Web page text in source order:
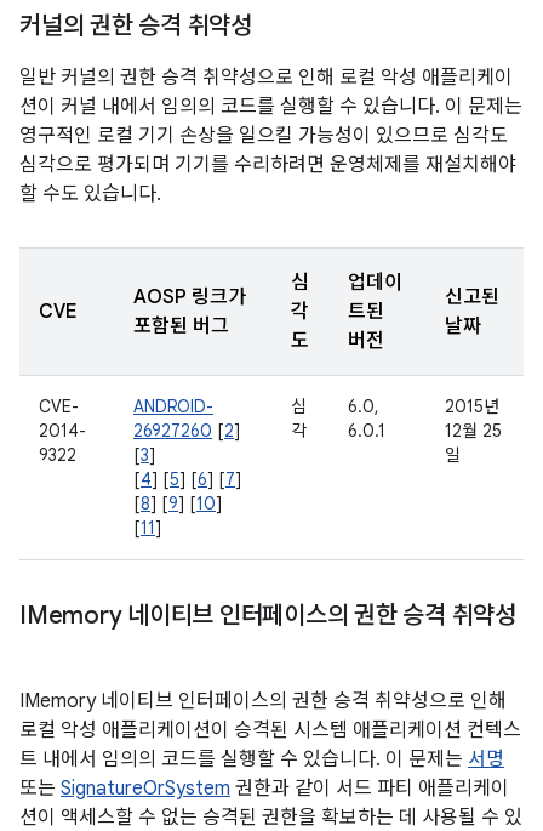
커널의 권한 승격 취약성
일반 커널의 권한 승격 취약성으로 인해 로컬 악성 애플리케이
션이 커널 내에서 임의의 코드를 실행할 수 있습니다. 이 문제는
영구적인 로컬 기기 손상을 일으킬 가능성이 있으므로 심각도
심각으로 평가되며 기기를 수리하려면 운영체제를 재설치해야
할 수도 있습니다.
CVE
AOSP 링크가
포함된 버그
심
각
도
업데이
트된
버전
신고된
날짜
CVE-
2014-
9322
ANDROID-
26927260 [2]
[3]
[4] [5] [6] [7]
[8] [9] [10]
[11]
심
각
6.0,
6.0.1
2015년
12월 25
일
IMemory 네이티브 인터페이스의 권한 승격 취약성
IMemory 네이티브 인터페이스의 권한 승격 취약성으로 인해
로컬 악성 애플리케이션이 승격된 시스템 애플리케이션 컨텍스
트 내에서 임의의 코드를 실행할 수 있습니다. 이 문제는 서명
또는 SignatureOrSystem 권한과 같이 서드 파티 애플리케이
션이 액세스할 수 없는 승격된 권한을 확보하는 데 사용될 수 있